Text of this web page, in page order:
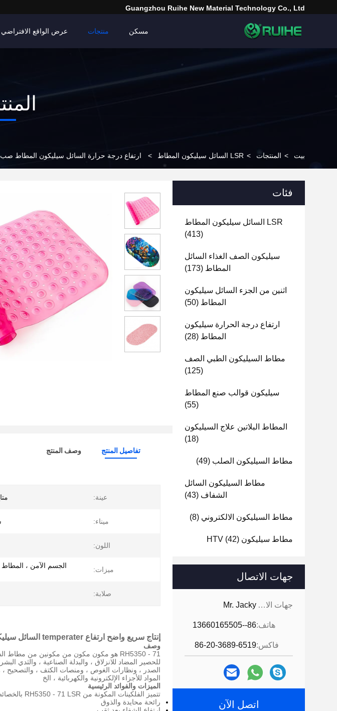
Guangzhou Ruihe New Material Technology Co., Ltd
مسكن منتجات عرض الواقع الافتراضي
بيت > المنتجات > LSR السائل سيليكون المطاط > ارتفاع درجة حرارة السائل سيليكون المطاط صب Compund المواد الوليد Playmat
فئات
LSR السائل سيليكون المطاط
(413)
سيليكون الصف الغذاء السائل
المطاط (173)
اثنين من الجزء السائل سيليكون
المطاط (50)
ارتفاع درجة الحرارة سيليكون
المطاط (28)
مطاط السيليكون الطبي الصف
(125)
سيليكون قوالب صنع المطاط
(55)
المطاط البلاتين علاج السيليكون
(18)
مطاط السيليكون الصلب (49)
مطاط السيليكون السائل
الشفاف (43)
مطاط السيليكون الالكتروني (8)
مطاط سيليكون HTV (42)
جهات الاتصال
جهات الاتصال: Mr. Jacky
هاتف:86--13660165505
فاكس:86-20-3689-6519
اتصل الآن
تفاصيل المنتج وصف المنتج
عينة:
ميناء:
اللون:
ميزات:
الجسم الآمن ،
صلابة:
إنتاج سريع واضح ارتفاع temperater السائل سيليكون المطاط صب compund المواد المضادة للانزلاق حصيرة
وصف
RH5350 - 71 هو مكون مكون من مكونين من مطاط السيليكون السائل السائل البلاتينيوم لصناعة قوالب الحقن.
للحصير المضاد للانزلاق ، والبدلة الصناعية ،
الصدر ، ونظارات الغوص ، ومنصات الكتف ، والتصحيح ،
المواد للأجزاء الإلكترونية والكهربائية ، الخ
الميزات والفوائد الرئيسية
تتميز الفلكينات المكونة من RH5350 - 71 LSR بالخصائص التالية:
رائحة محايدة والذوق